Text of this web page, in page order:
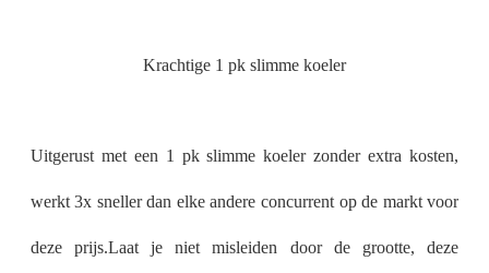
Krachtige 1 pk slimme koeler
Uitgerust met een 1 pk slimme koeler zonder extra kosten,
werkt 3x sneller dan elke andere concurrent op de markt voor
deze prijs.Laat je niet misleiden door de grootte, deze